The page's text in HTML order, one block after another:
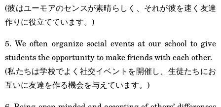
(彼はユーモアのセンスが素晴らしく、それが彼を速く友達
作りに役立てています。)
5. We often organize social events at our school to give
students the opportunity to make friends with each other.
(私たちは学校でよく社交イベントを開催し、生徒たちにお
互いに友達を作る機会を与えています。)